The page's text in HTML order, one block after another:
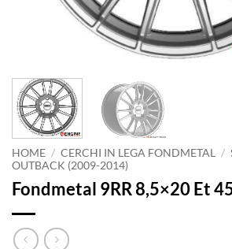
HOME / CERCHI IN LEGA FONDMETAL /
OUTBACK (2009-2014)
Fondmetal 9RR 8,5×20 Et